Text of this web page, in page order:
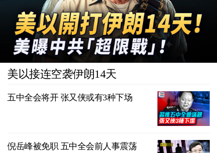
美以接连空袭伊朗14天
五中全会将开 张又侠或有3种下场
倪岳峰被免职 五中全会前人事震荡